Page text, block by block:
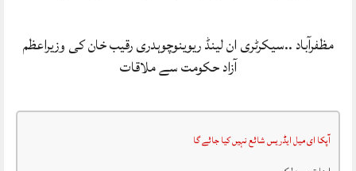
مظفرآباد ..سیکرٹری ان لینڈ ریوینوچوہدری رقیب خان کی وزیراعظم
آزاد حکومت سے ملاقات
آپکا ای میل ایڈریس شائع نہیں کیا جائے گا